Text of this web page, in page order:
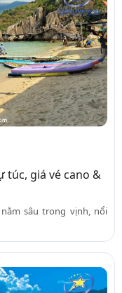
túc, giá vé cano &
sâu trong vịnh, nổi